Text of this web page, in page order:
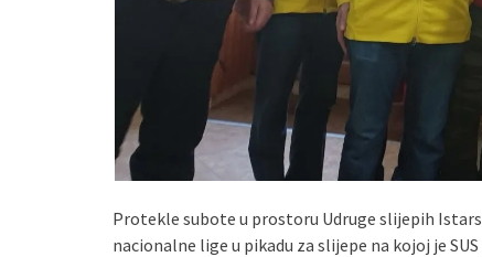
Protekle subote u prostoru Udruge slijepih
nacionalne lige u pikadu za slijepe na kojoj je